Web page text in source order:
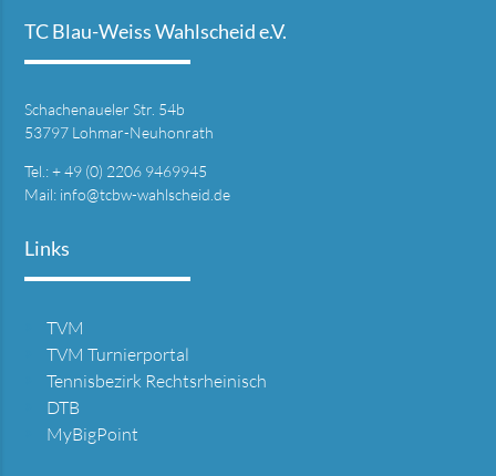
TC Blau-Weiss Wahlscheid e.V.
Schachenaueler Str. 54b
53797 Lohmar-Neuhonrath
Tel.: + 49 (0) 2206 9469945
Mail: info@tcbw-wahlscheid.de
Links
TVM
TVM Turnierportal
Tennisbezirk Rechtsrheinisch
DTB
MyBigPoint